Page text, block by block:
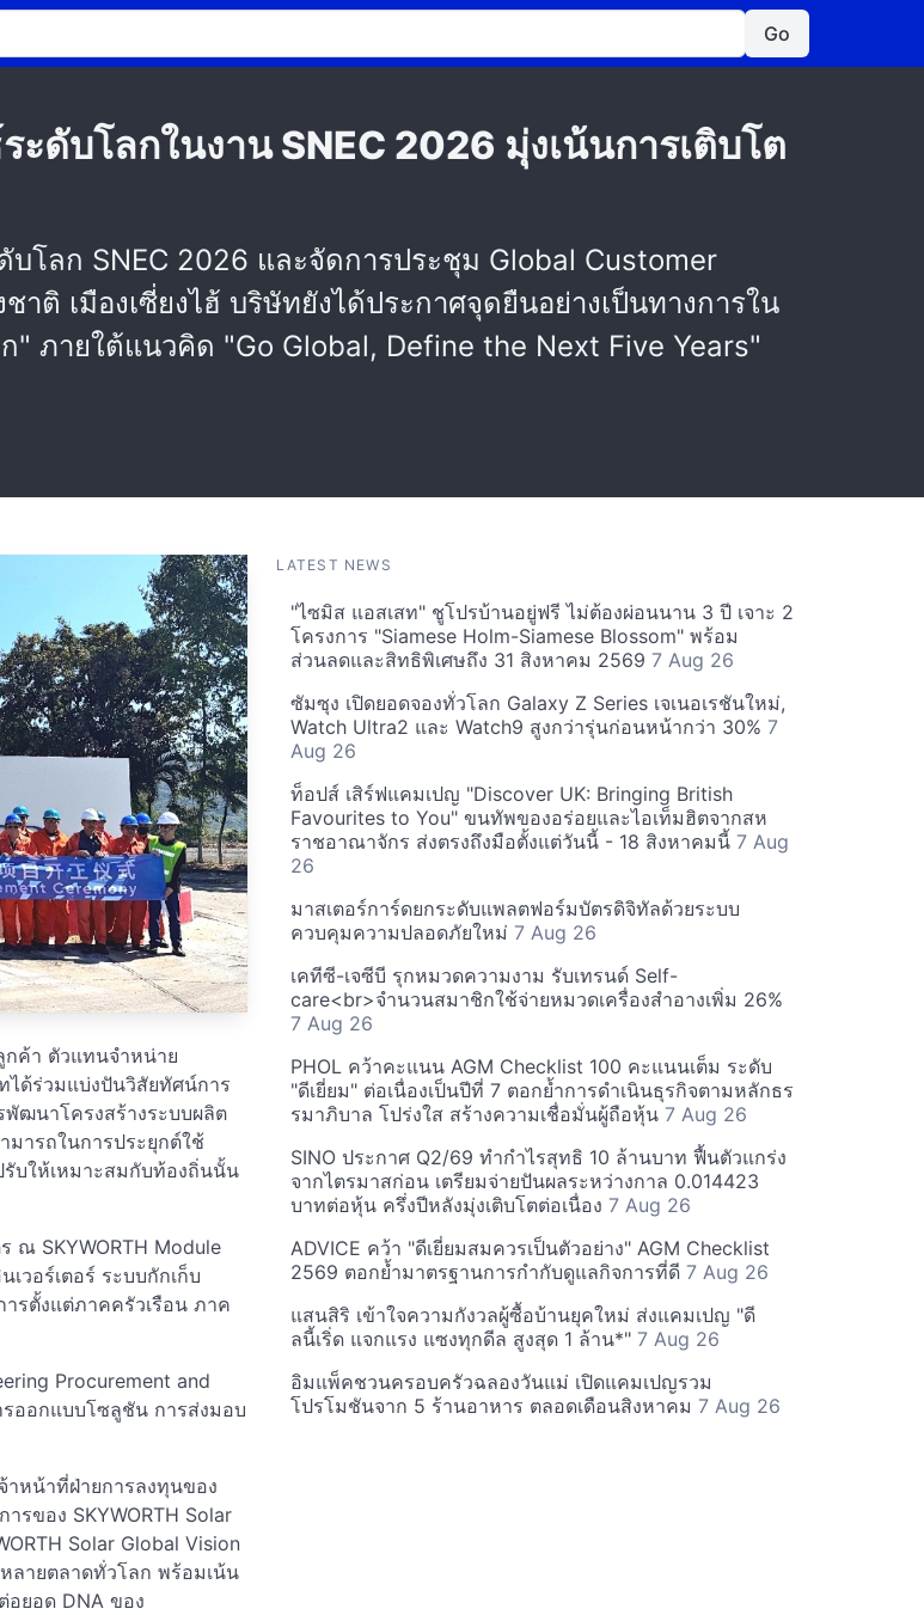
Go
ดับโลกในงาน SNEC 2026 มุ่งเน้นการเติบโต
บโลก SNEC 2026 และจัดการประชุม Global Customer
ติ เมืองเซี่ยงไฮ้ บริษัทยังได้ประกาศจุดยืนอย่างเป็นทางการใน
" ภายใต้แนวคิด "Go Global, Define the Next Five Years"
กค้า ตัวแทนจำหน่าย
ด้ร่วมแบ่งปันวิสัยทัศน์การ
พัฒนาโครงสร้างระบบผลิต
ารถในการประยุกต์ใช้
รับให้เหมาะสมกับท้องถิ่นนั้น
ณ SKYWORTH Module
วอร์เตอร์ ระบบกักเก็บ
รตั้งแต่ภาคครัวเรือน ภาค
Procurement and
ออกแบบโซลูชัน การส่งมอบ
าหน้าที่ฝ่ายการลงทุนของ
รของ SKYWORTH Solar
Solar Global Vision
ลายตลาดทั่วโลก พร้อมเน้น
อยอด DNA ของ
LATEST NEWS
"ไซมิส แอสเสท" ชูโปรบ้านอยู่ฟรี ไม่ต้องผ่อนนาน 3 ปี เจาะ 2
โครงการ "Siamese Holm-Siamese Blossom" พร้อม
ส่วนลดและสิทธิพิเศษถึง 31 สิงหาคม 2569 7 Aug 26
ซัมซุง เปิดยอดจองทั่วโลก Galaxy Z Series เจเนอเรชันใหม่,
Watch Ultra2 และ Watch9 สูงกว่ารุ่นก่อนหน้ากว่า 30% 7
Aug 26
ท็อปส์ เสิร์ฟแคมเปญ "Discover UK: Bringing British
Favourites to You" ขนทัพของอร่อยและไอเท็มฮิตจากสห
ราชอาณาจักร ส่งตรงถึงมือตั้งแต่วันนี้ - 18 สิงหาคมนี้ 7 Aug
26
มาสเตอร์การ์ดยกระดับแพลตฟอร์มบัตรดิจิทัลด้วยระบบ
ควบคุมความปลอดภัยใหม่ 7 Aug 26
เคทีซี-เจซีบี รุกหมวดความงาม รับเทรนด์ Self-
care<br>จำนวนสมาชิกใช้จ่ายหมวดเครื่องสำอางเพิ่ม 26%
7 Aug 26
PHOL คว้าคะแนน AGM Checklist 100 คะแนนเต็ม ระดับ
"ดีเยี่ยม" ต่อเนื่องเป็นปีที่ 7 ตอกย้ำการดำเนินธุรกิจตามหลักธร
รมาภิบาล โปร่งใส สร้างความเชื่อมั่นผู้ถือหุ้น 7 Aug 26
SINO ประกาศ Q2/69 ทำกำไรสุทธิ 10 ล้านบาท ฟื้นตัวแกร่ง
จากไตรมาสก่อน เตรียมจ่ายปันผลระหว่างกาล 0.014423
บาทต่อหุ้น ครึ่งปีหลังมุ่งเติบโตต่อเนื่อง 7 Aug 26
ADVICE คว้า "ดีเยี่ยมสมควรเป็นตัวอย่าง" AGM Checklist
2569 ตอกย้ำมาตรฐานการกำกับดูแลกิจการที่ดี 7 Aug 26
แสนสิริ เข้าใจความกังวลผู้ซื้อบ้านยุคใหม่ ส่งแคมเปญ "ดี
ลนี้เริ่ด แจกแรง แซงทุกดีล สูงสุด 1 ล้าน*" 7 Aug 26
อิมแพ็คชวนครอบครัวฉลองวันแม่ เปิดแคมเปญรวม
โปรโมชันจาก 5 ร้านอาหาร ตลอดเดือนสิงหาคม 7 Aug 26